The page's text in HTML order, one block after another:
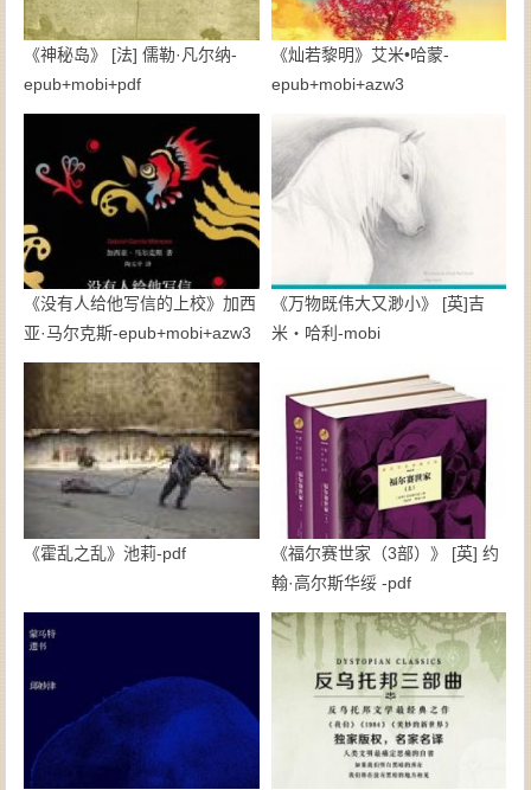
《神秘岛》 [法] 儒勒·凡尔纳-
epub+mobi+pdf
《灿若黎明》艾米•哈蒙-
epub+mobi+azw3
《没有人给他写信的上校》加西
亚·马尔克斯-epub+mobi+azw3
《万物既伟大又渺小》 [英]吉
米・哈利-mobi
《霍乱之乱》池莉-pdf
《福尔赛世家（3部）》 [英] 约
翰·高尔斯华绥 -pdf